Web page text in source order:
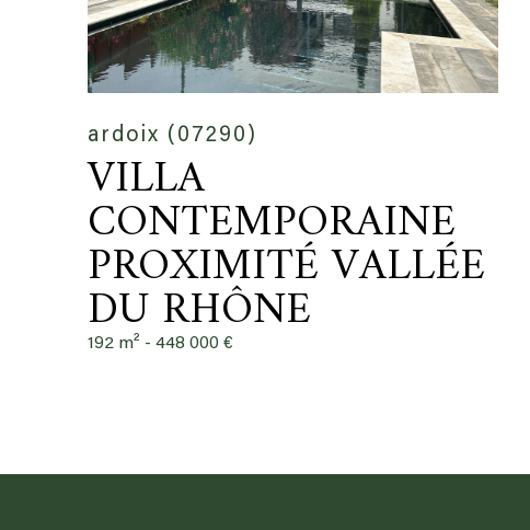
ardoix (07290)
VILLA
CONTEMPORAINE
PROXIMITÉ VALLÉE
DU RHÔNE
192 m² - 448 000 €